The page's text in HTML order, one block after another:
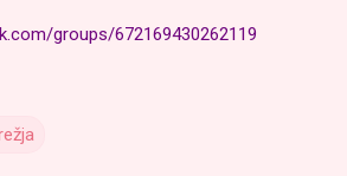
groups/672169430262119